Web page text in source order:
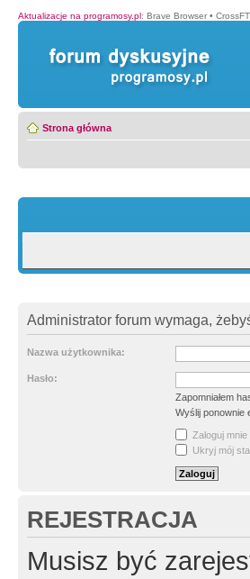
Aktualizacje na programosy.pl: Brave Browser •
Strona główna
Administrator forum wymaga,
Nazwa użytkownika:
Hasło:
Zapomniałem
Wyślij ponownie
Zaloguj
Ukryj mój
REJESTRACJA
Musisz być